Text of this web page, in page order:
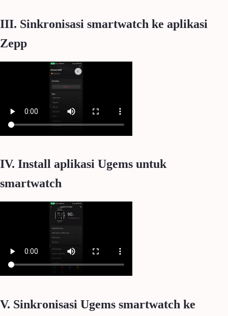
III. Sinkronisasi smartwatch ke aplikasi
Zepp
IV. Install aplikasi Ugems untuk
smartwatch
V. Sinkronisasi Ugems smartwatch ke